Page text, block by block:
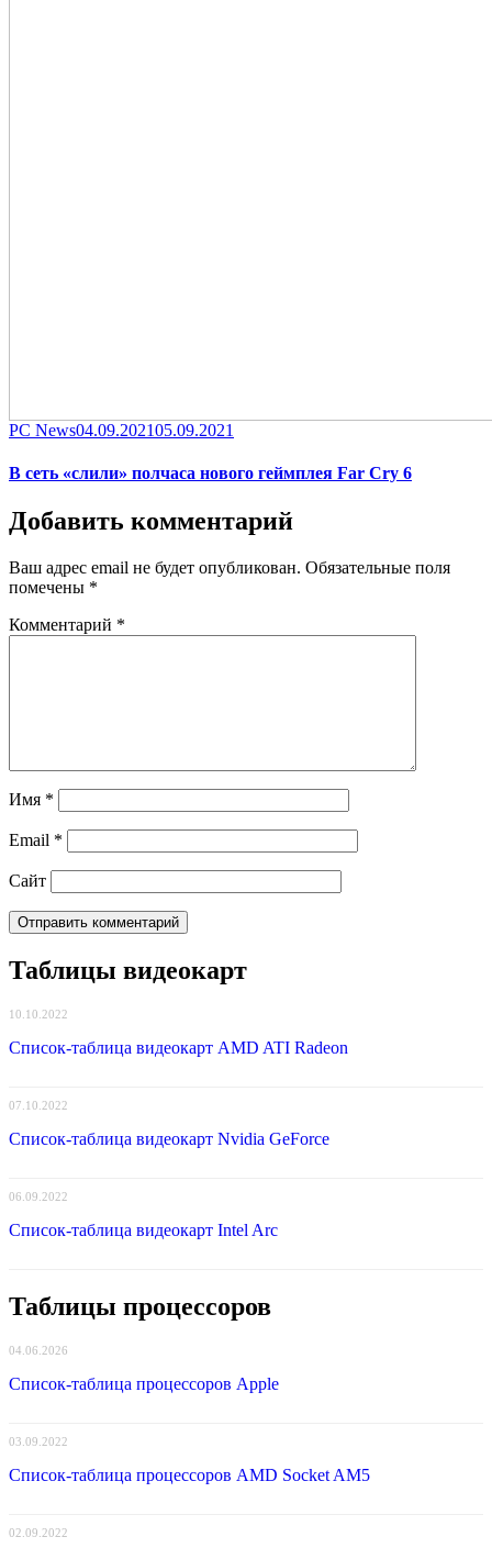
Category
PC NewsPosted
04.09.202105.09.2021
В сеть «слили» полчаса нового геймплея Far Cry 6
Добавить комментарий
Ваш адрес email не будет опубликован. Обязательные поля
помечены *
Комментарий *
Имя *
Email *
Сайт
Таблицы видеокарт
10.10.2022
Список-таблица видеокарт AMD ATI Radeon
07.10.2022
Список-таблица видеокарт Nvidia GeForce
06.09.2022
Список-таблица видеокарт Intel Arc
Таблицы процессоров
04.06.2026
Список-таблица процессоров Apple
03.09.2022
Список-таблица процессоров AMD Socket AM5
02.09.2022